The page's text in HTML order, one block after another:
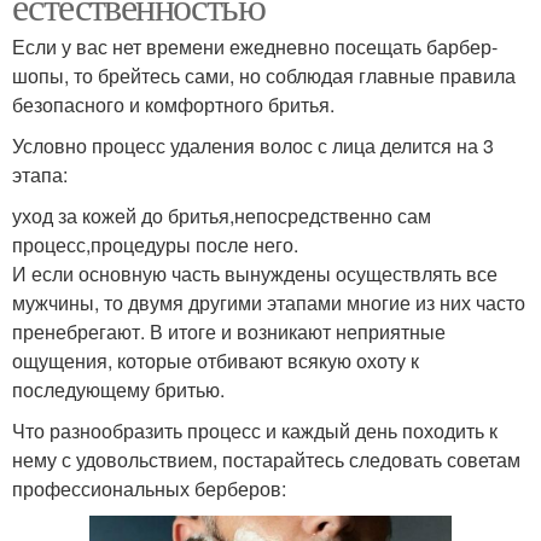
Если у вас нет времени ежедневно посещать барбер-
шопы, то брейтесь сами, но соблюдая главные правила
безопасного и комфортного бритья.
Условно процесс удаления волос с лица делится на 3
этапа:
уход за кожей до бритья,непосредственно сам
процесс,процедуры после него.
И если основную часть вынуждены осуществлять все
мужчины, то двумя другими этапами многие из них часто
пренебрегают. В итоге и возникают неприятные
ощущения, которые отбивают всякую охоту к
последующему бритью.
Что разнообразить процесс и каждый день походить к
нему с удовольствием, постарайтесь следовать советам
профессиональных берберов: